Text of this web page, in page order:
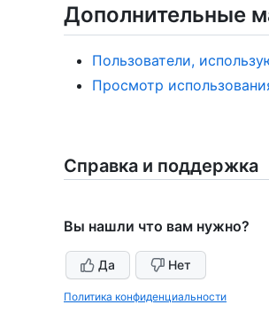
Дополнительные
Пользователи,
Просмотр
Справка и поддержка
Вы нашли что вам нужно?
Да Нет
Политика конфиденциальности